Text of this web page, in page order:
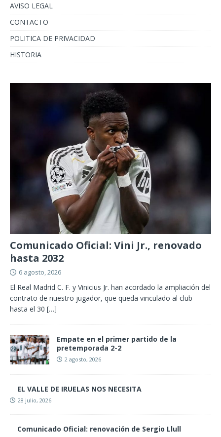
AVISO LEGAL
CONTACTO
POLITICA DE PRIVACIDAD
HISTORIA
Comunicado Oficial: Vini Jr., renovado
hasta 2032
6 agosto, 2026
El Real Madrid C. F. y Vinicius Jr. han acordado la ampliación del
contrato de nuestro jugador, que queda vinculado al club
hasta el 30 […]
Empate en el primer partido de la
pretemporada 2-2
2 agosto, 2026
EL VALLE DE IRUELAS NOS NECESITA
28 julio, 2026
Comunicado Oficial: renovación de Sergio Llull